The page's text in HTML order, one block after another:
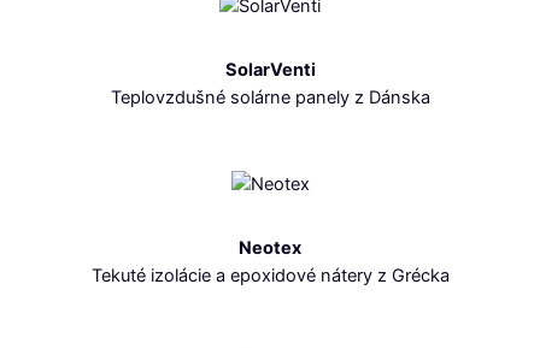
SolarVenti
Teplovzdušné solárne panely z Dánska
Neotex
Tekuté izolácie a epoxidové nátery z Grécka